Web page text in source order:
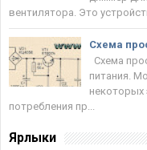
вентилятора. Это
Схема
Схема
питания.
некоторых
потребления пр...
Ярлыки